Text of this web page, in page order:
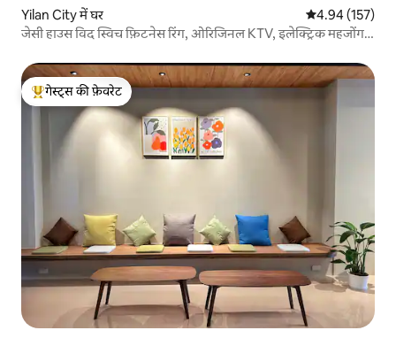
Yilan City में घर औसत रेटिंग 5 में से
4.94 (157)
जेसी हाउस विद स्विच फ़िटनेस रिंग, ओरिजिनल KTV, इलेक्ट्रिक महजोंग,
गेस्ट्स का टॉप फ़ेवरेट
गेस्ट्स की फ़ेवरेट